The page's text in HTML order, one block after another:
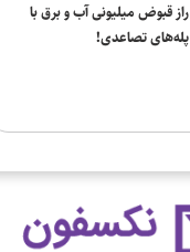
راز قبوض میلیونی آب و برق با
پله‌های تصاعدی!